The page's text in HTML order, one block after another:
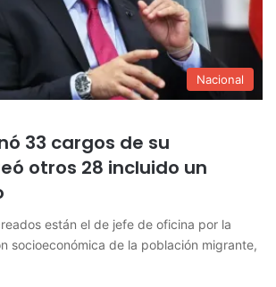
Nacional
33 cargos de su
otros 28 incluido un
están el de jefe de oficina por la
socioeconómica de la población migrante,